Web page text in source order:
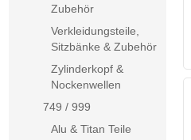
Zubehör
Verkleidungsteile,
Sitzbänke & Zubehör
Zylinderkopf &
Nockenwellen
749 / 999
Alu & Titan Teile